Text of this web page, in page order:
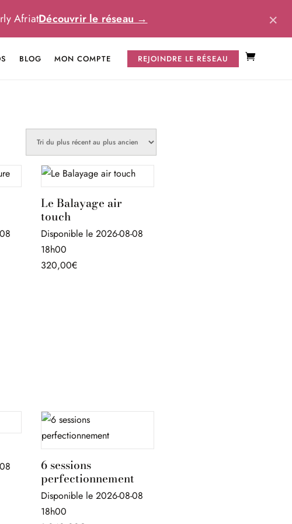
AfriatDécouvrir le réseau → ×
BLOG MON COMPTE REJOINDRE LE RÉSEAU
Le Balayage air
touch
Disponible le 2026-08-08
18h00
320,00€
6 sessions
perfectionnement
Disponible le 2026-08-08
18h00